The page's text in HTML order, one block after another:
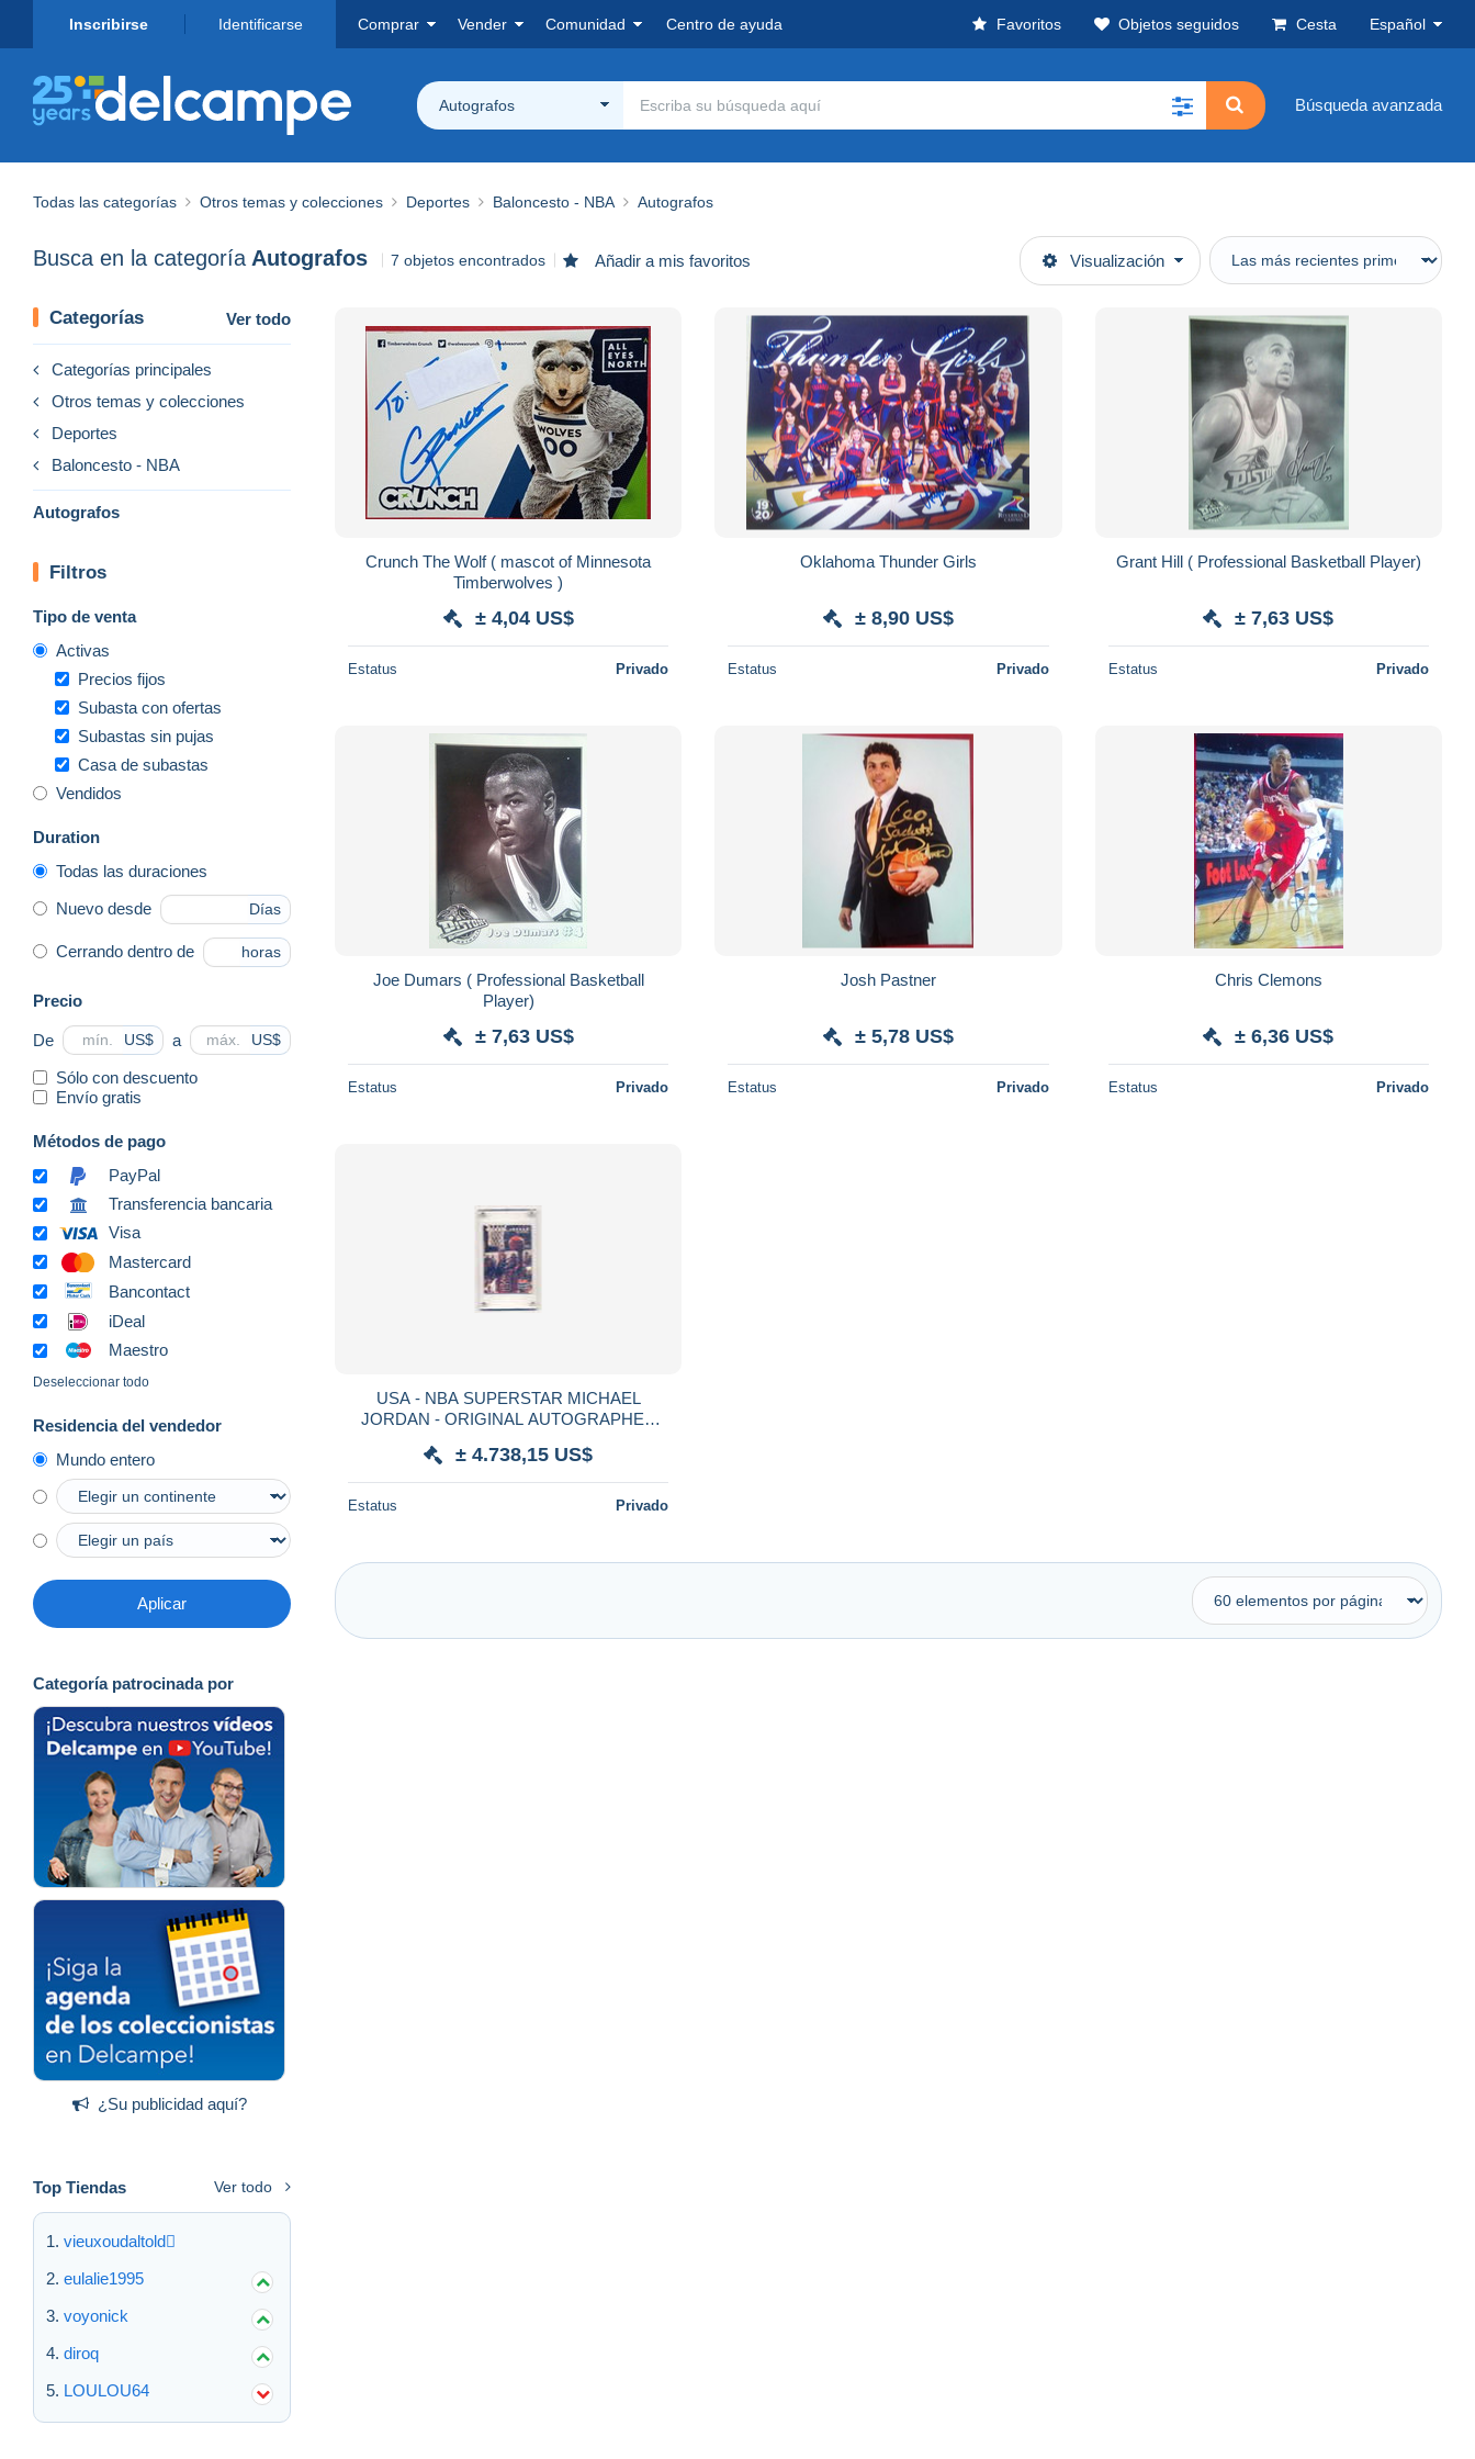
Inscribirse Identificarse Comprar Vender Comunidad Centro de ayuda Favoritos Objetos seguidos Cesta Español
Autografos Búsqueda avanzada
Todas las categorías Otros temas y colecciones Deportes Baloncesto - NBA Autografos
Busca en la categoría Autografos 7 objetos encontrados Añadir a mis favoritos Visualización
Categorías Ver todo
Categorías principales
Otros temas y colecciones
Deportes
Baloncesto - NBA
Autografos
Filtros
Tipo de venta
Activas
Precios fijos
Subasta con ofertas
Subastas sin pujas
Casa de subastas
Vendidos
Duration
Todas las duraciones
Nuevo desde Días
Cerrando dentro de horas
Precio
De US$ a US$
Sólo con descuento
Envío gratis
Métodos de pago
PayPal
Transferencia bancaria
Visa
Mastercard
Bancontact
iDeal
Maestro
Deseleccionar todo
Residencia del vendedor
Mundo entero
Aplicar
Categoría patrocinada por
¿Su publicidad aquí?
Top Tiendas Ver todo
vieuxoudaltold
eulalie1995
voyonick
diroq
LOULOU64
Crunch The Wolf ( mascot of Minnesota
Timberwolves )
± 4,04 US$
Estatus Privado
Oklahoma Thunder Girls
± 8,90 US$
Estatus Privado
Grant Hill ( Professional Basketball Player)
± 7,63 US$
Estatus Privado
Joe Dumars ( Professional Basketball
Player)
± 7,63 US$
Estatus Privado
Josh Pastner
± 5,78 US$
Estatus Privado
Chris Clemons
± 6,36 US$
Estatus Privado
USA - NBA SUPERSTAR MICHAEL
JORDAN - ORIGINAL AUTOGRAPHED
± 4.738,15 US$
Estatus Privado